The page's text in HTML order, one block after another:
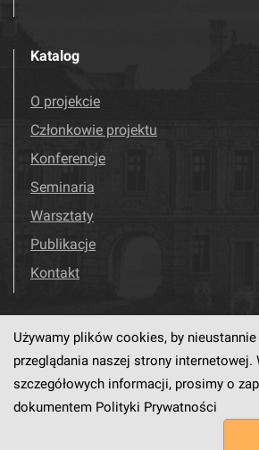
Katalog
O projekcie
Członkowie projektu
Konferencje
Seminaria
Warsztaty
Publikacje
Kontakt
Odwiedź nas! Facebook
Używamy plików cookies, by
przeglądania naszej strony internetowej.
szczegółowych informacji, prosimy o
dokumentem Polityki Prywatności